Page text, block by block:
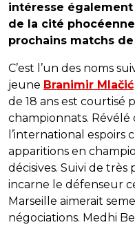
intéresse également
de la cité
prochains matchs de
C’est l’un des noms
jeune Branimir Mlačić
de 18 ans est courtisé
championnats. Révélé
l’international
apparitions en
décisives. Suivi de
incarne le défenseur
Marseille aimerait
négociations. Medhi